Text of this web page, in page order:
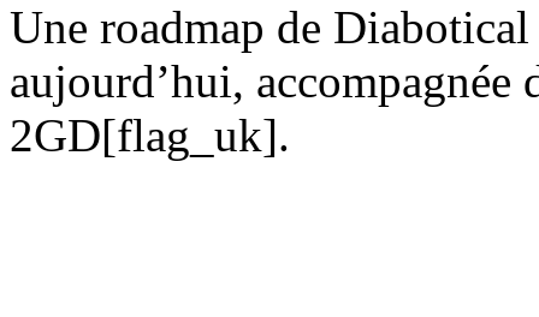
Une roadmap de
aujourd’hui,
2GD[flag_uk].